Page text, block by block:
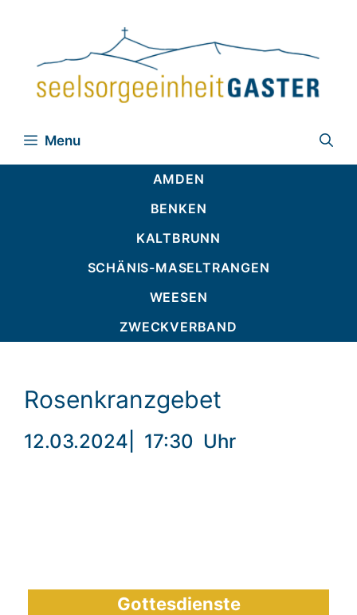
Menu
AMDEN
BENKEN
KALTBRUNN
SCHÄNIS-MASELTRANGEN
WEESEN
ZWECKVERBAND
Rosenkranzgebet
12.03.2024 17:30 Uhr
Gottesdienste